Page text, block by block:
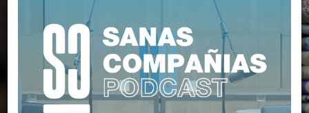
SALA DEPRENSA